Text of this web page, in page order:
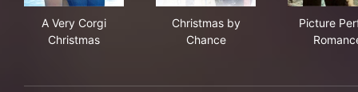
A Very Corgi
Christmas
Christmas by
Chance
Picture